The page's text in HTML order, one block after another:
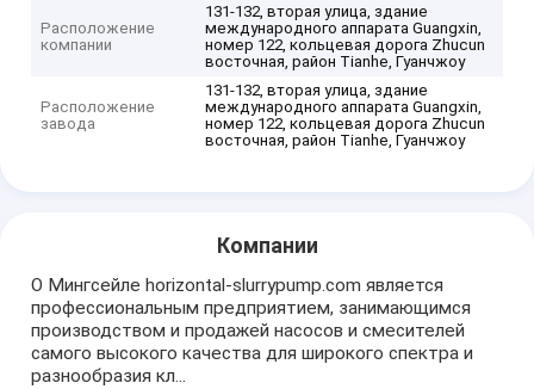
Расположение
компании
131-132, вторая улица, здание
международного аппарата Guangxin,
номер 122, кольцевая дорога Zhucun
восточная, район Tianhe, Гуанчжоу
Расположение
завода
131-132, вторая улица, здание
международного аппарата Guangxin,
номер 122, кольцевая дорога Zhucun
восточная, район Tianhe, Гуанчжоу
Компании
О Мингсейле horizontal-slurrypump.com является
профессиональным предприятием, занимающимся
производством и продажей насосов и смесителей
самого высокого качества для широкого спектра и
разнообразия кл...